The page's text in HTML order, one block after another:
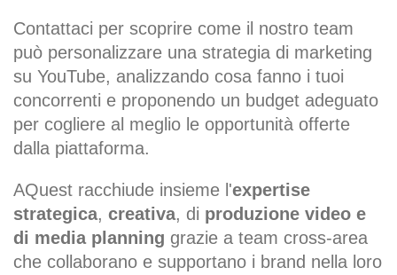
Contattaci per scoprire come il nostro team
può personalizzare una strategia di marketing
su YouTube, analizzando cosa fanno i tuoi
concorrenti e proponendo un budget adeguato
per cogliere al meglio le opportunità offerte
dalla piattaforma.
AQuest racchiude insieme l'expertise
strategica, creativa, di produzione video e
di media planning grazie a team cross-area
che collaborano e supportano i brand nella loro